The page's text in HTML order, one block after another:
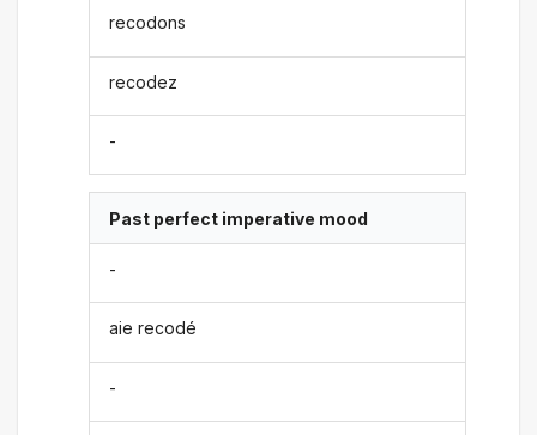
recodons
recodez
-
Past perfect imperative mood
-
aie recodé
-